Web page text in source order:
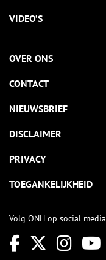
VIDEO’S
OVER ONS
CONTACT
NIEUWSBRIEF
DISCLAIMER
PRIVACY
TOEGANKELIJKHEID
Volg ONH op social media